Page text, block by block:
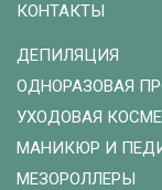
КОНТАКТЫ
ДЕПИЛЯЦИЯ
ОДНОРАЗОВАЯ
УХОДОВАЯ
МАНИКЮР И
МЕЗОРОЛЛЕРЫ